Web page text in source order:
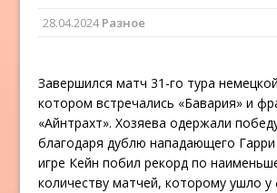
28.04.2024Разное
Завершился матч 31-го тура
котором встречались «Бавария» и
«Айнтрахт». Хозяева одержали
благодаря дублю нападающего
игре Кейн побил рекорд по
количеству матчей, которому ушло